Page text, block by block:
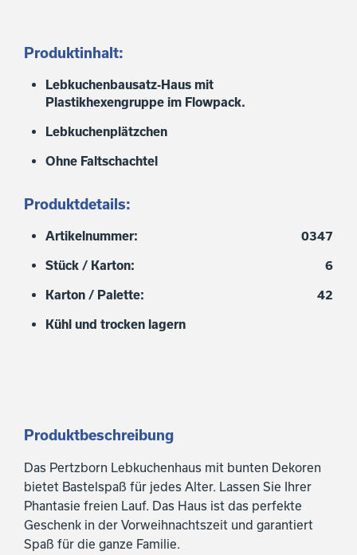
Produktinhalt:
Lebkuchenbausatz-Haus mit
Plastikhexengruppe im Flowpack.
Lebkuchenplätzchen
Ohne Faltschachtel
Produktdetails:
Artikelnummer: 0347
Stück / Karton: 6
Karton / Palette: 42
Kühl und trocken lagern
Produktbeschreibung
Das Pertzborn Lebkuchenhaus mit bunten Dekoren
bietet Bastelspaß für jedes Alter. Lassen Sie Ihrer
Phantasie freien Lauf. Das Haus ist das perfekte
Geschenk in der Vorweihnachtszeit und garantiert
Spaß für die ganze Familie.